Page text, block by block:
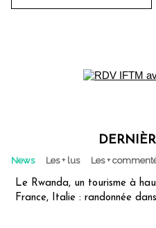
News Les + lus Les +
Le Rwanda, un tourisme à
France, Italie : randonnée